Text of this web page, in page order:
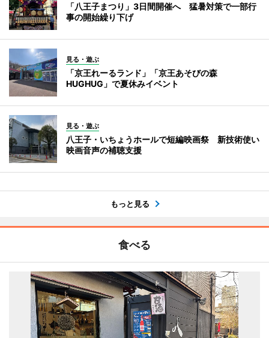
「八王子まつり」3日間開催へ 猛暑対策で一部行
事の開始繰り下げ
見る・遊ぶ
「京王れーるランド」「京王あそびの森
HUGHUG」で夏休みイベント
見る・遊ぶ
八王子・いちょうホールで短編映画祭 新技術使い
映画音声の補聴支援
もっと見る
食べる